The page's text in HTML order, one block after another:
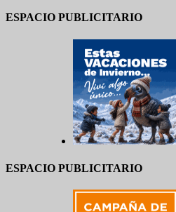
ESPACIO PUBLICITARIO
ESPACIO PUBLICITARIO